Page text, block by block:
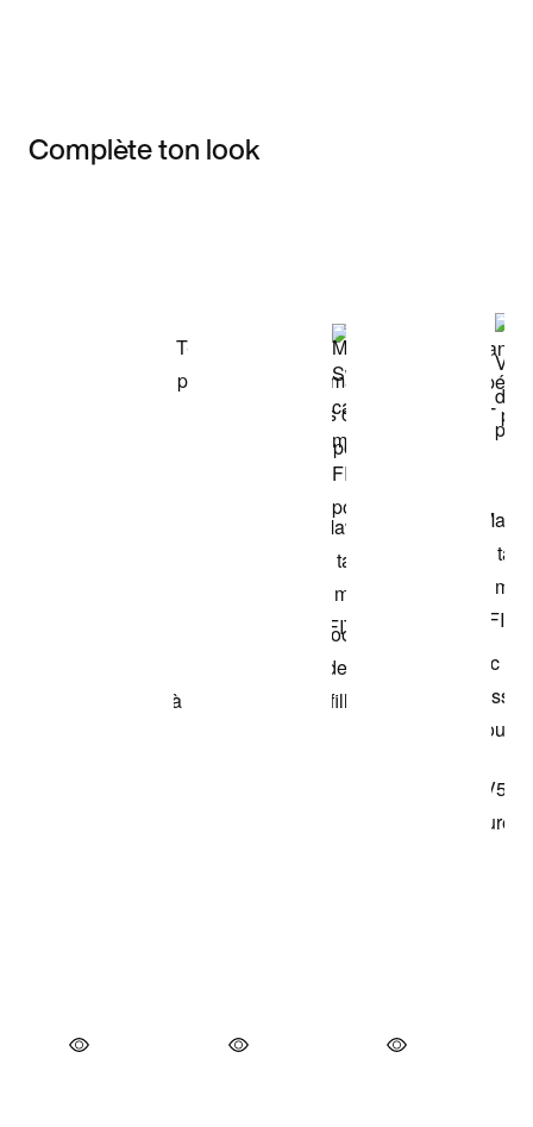
Complète ton look